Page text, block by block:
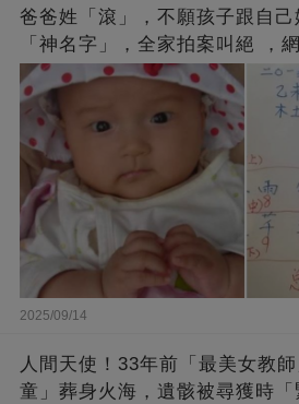
爸爸姓「滾」，不願孩子跟自
「神名字」，全家拍案叫絕 ，
2025/09/14
人間天使！33年前「最美女教
童」葬身火海，遺骸被尋獲時